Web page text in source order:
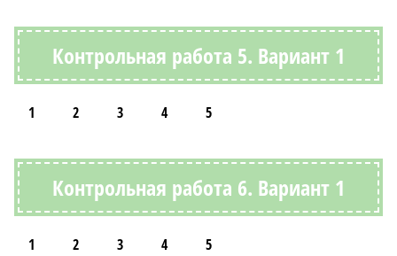
Контрольная работа 5. Вариант 1
1 2 3 4 5
Контрольная работа 6. Вариант 1
1 2 3 4 5